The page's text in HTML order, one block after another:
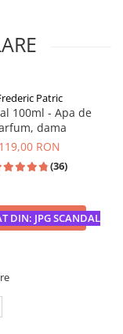
DIN: JPG SCANDAL
Patric
100ml - Apa de
dama
119,00 RON
(36)
IN COS